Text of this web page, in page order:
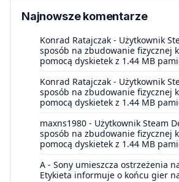
Najnowsze komentarze
Konrad Ratajczak - Użytkownik
sposób na zbudowanie fizycznej
pomocą dyskietek z 1.44 MB
Konrad Ratajczak - Użytkownik
sposób na zbudowanie fizycznej
pomocą dyskietek z 1.44 MB
maxns1980 - Użytkownik Steam
sposób na zbudowanie fizycznej
pomocą dyskietek z 1.44 MB
A - Sony umieszcza ostrzeżenia
Etykieta informuje o końcu gier